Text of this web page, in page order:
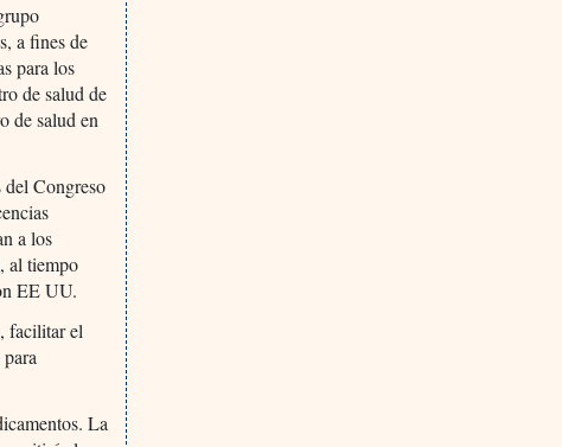
a fines de
para los
de salud de
de salud en
del Congreso
a los
al tiempo
EE UU.
facilitar el
La